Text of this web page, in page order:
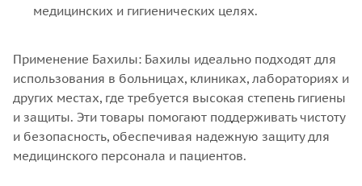
медицинских и гигиенических целях.
Применение Бахилы: Бахилы идеально подходят для
использования в больницах, клиниках, лабораториях и
других местах, где требуется высокая степень гигиены
и защиты. Эти товары помогают поддерживать чистоту
и безопасность, обеспечивая надежную защиту для
медицинского персонала и пациентов.